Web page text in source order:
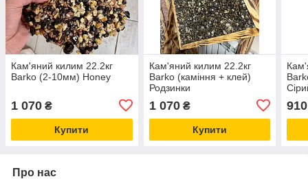
Кам'яний килим 22.2кг
Barko (2-10мм) Honey
1 070 ₴
Купити
Кам'яний килим 22.2кг
Barko (каміння + клей)
Родзинки
1 070₴
Купити
910
Про нас